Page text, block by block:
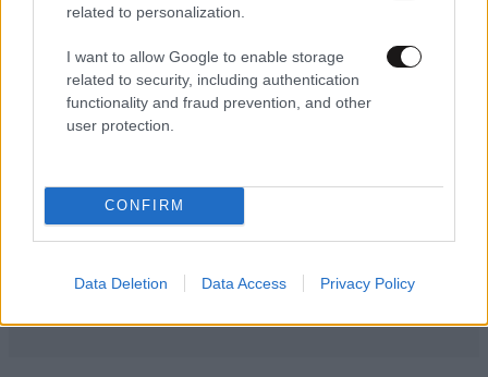
related to personalization.
I want to allow Google to enable storage
related to security, including authentication
functionality and fraud prevention, and other
user protection.
CONFIRM
Data Deletion Data Access Privacy Policy